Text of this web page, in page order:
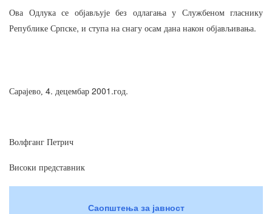
Ова Одлука се објављује без одлагања у Службеном
гласнику
Републике Српске, и ступа на снагу осам дана након објављивања.
Сарајево, 4. децембар 2001.год.
Волфганг Петрич
Високи представник
Саопштења за јавност